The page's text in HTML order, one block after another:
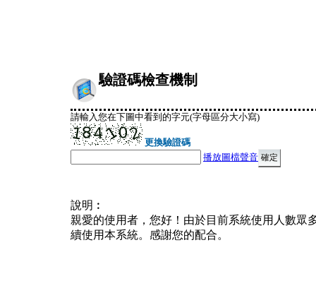
驗證碼檢查機制
請輸入您在下圖中看到的字元(字母區分大小寫)
更換驗證碼
播放圖檔聲音
說明︰
親愛的使用者，您好！由於目前系統使用人數眾
續使用本系統。感謝您的配合。